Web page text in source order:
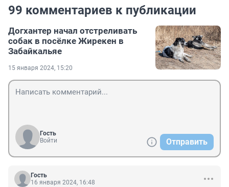
99 комментариев к публикации
Догхантер начал отстреливать
собак в посёлке Жирекен в
Забайкальяе
15 января 2024, 15:20
Гость
Войти
Отправить
Гость
16 января 2024, 16:48